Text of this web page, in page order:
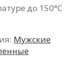
до 150°C
Мужские